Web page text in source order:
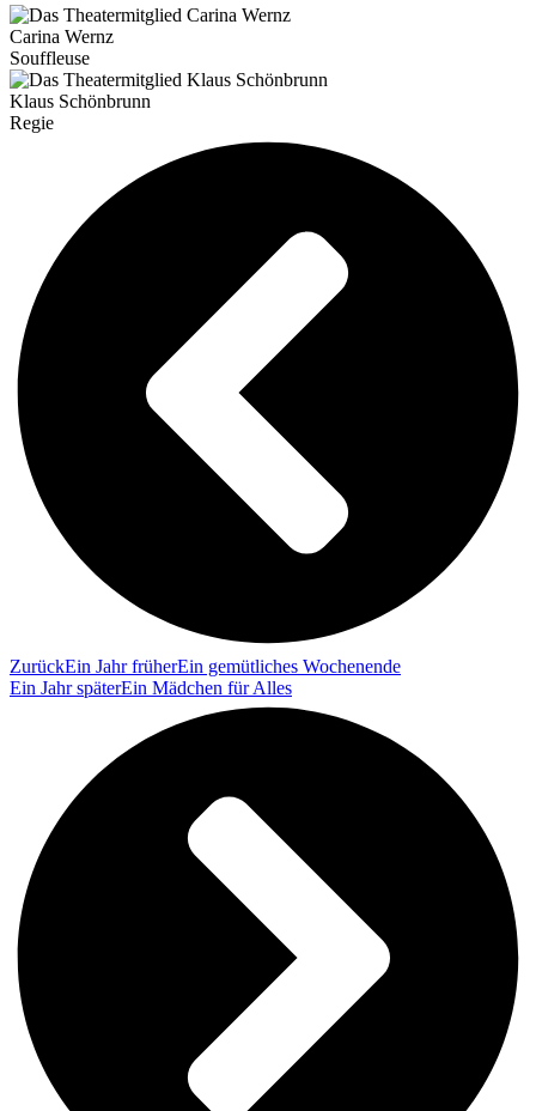
Carina Wernz
Souffleuse
Klaus Schönbrunn
Regie
ZurückEin Jahr früherEin gemütliches Wochenende
Ein Jahr späterEin Mädchen für Alles